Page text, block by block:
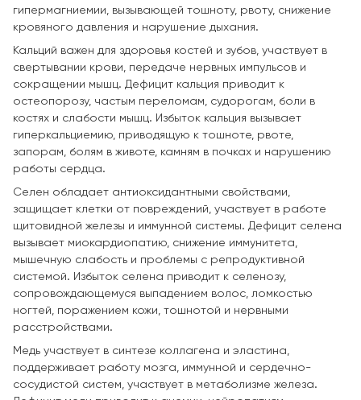
гипермагниемии, вызывающей тошноту, рвоту, снижение
кровяного давления и нарушение дыхания.
Кальций важен для здоровья костей и зубов, участвует в
свертывании крови, передаче нервных импульсов и
сокращении мышц. Дефицит кальция приводит к
остеопорозу, частым переломам, судорогам, боли в
костях и слабости мышц. Избыток кальция вызывает
гиперкальциемию, приводящую к тошноте, рвоте,
запорам, болям в животе, камням в почках и нарушению
работы сердца.
Селен обладает антиоксидантными свойствами,
защищает клетки от повреждений, участвует в работе
щитовидной железы и иммунной системы. Дефицит селена
вызывает миокардиопатию, снижение иммунитета,
мышечную слабость и проблемы с репродуктивной
системой. Избыток селена приводит к селенозу,
сопровождающемуся выпадением волос, ломкостью
ногтей, поражением кожи, тошнотой и нервными
расстройствами.
Медь участвует в синтезе коллагена и эластина,
поддерживает работу мозга, иммунной и сердечно-
сосудистой систем, участвует в метаболизме железа.